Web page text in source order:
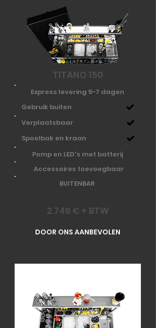
TITANO 150
Express levering 5-7 dagen
Gebruik buiten
Verplaatsbaar
Spoelbak en kraan
Accessoires toevoegbaar
Pomp en LED's met batterij
BUITENBAR
2.749 € + BTW
DOOR ONS AANBEVOLEN